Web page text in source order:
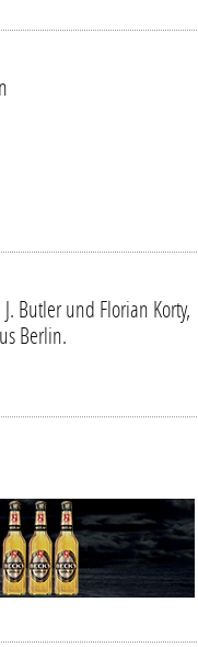
Butler und Florian Korty,
Berlin.